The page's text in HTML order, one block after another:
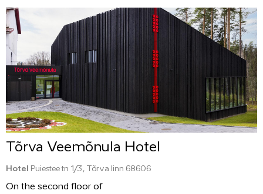
Tõrva Veemõnula Hotel
Hotel Puiestee tn 1/3, Tõrva linn 68606
On the second floor of